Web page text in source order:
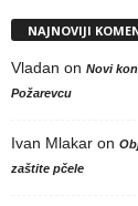
NAJNOVIJI
Vladan on Novi
Požarevcu
Ivan Mlakar on
zaštite pčele